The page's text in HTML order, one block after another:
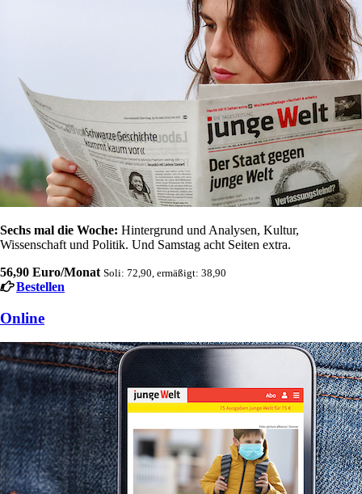
Sechs mal die Woche: Hintergrund und Analysen, Kultur,
Wissenschaft und Politik. Und Samstag acht Seiten extra.
56,90 Euro/Monat Soli: 72,90, ermäßigt: 38,90
Bestellen
Online